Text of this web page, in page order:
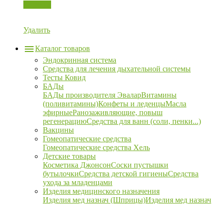
Удалить
Каталог товаров
Эндокринная система
Средства для лечения дыхательной системы
Тесты Ковид
БАДы
БАДы производителя ЭваларВитамины
(поливитамины)Конфеты и леденцыМасла
эфирныеРанозаживляющие, повыш
регенерациюСредства для ванн (соли, пенки...)
Вакцины
Гомеопатические средства
Гомеопатические средства Хель
Детские товары
Косметика ДжонсонСоски пустышки
бутылочкиСредства детской гигиеныСредства
ухода за младенцами
Изделия медицинского назначения
Изделия мед назнач (Шприцы)Изделия мед назнач